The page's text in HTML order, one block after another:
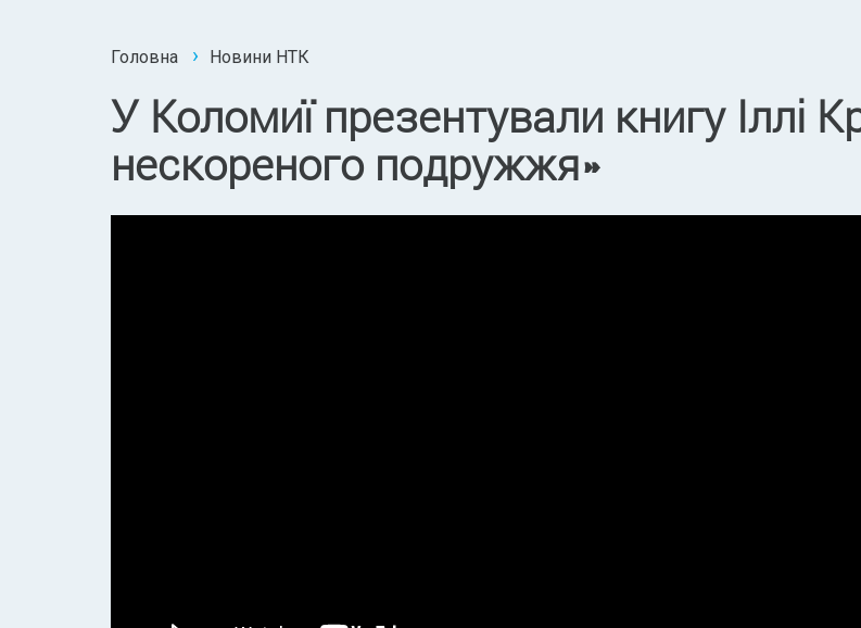
Головна Новини НТК
У Коломиї презентували книгу Іллі
нескореного подружжя»